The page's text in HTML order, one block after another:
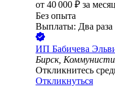
от 40 000 ₽ за
Без опыта
Выплаты: Два раза
ИП Бабичева
Бирск,
Откликнитесь
Откликнуться